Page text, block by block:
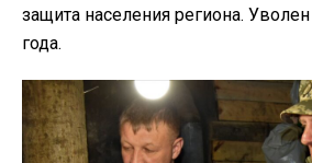
защита населения региона.
года.